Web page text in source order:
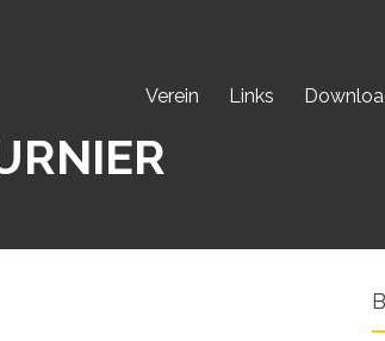
Verein Links